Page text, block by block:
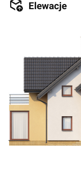
Elewacje